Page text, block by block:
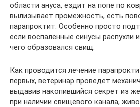
области ануса, ездит на попе по
вылизывает промежность, есть
парапроктит. Особенно просто
если воспаленные синусы распухли
чего образовался свищ.
Как проводится лечение
первых, ветеринар проведет
выдавив накопившийся секрет из
при наличии свищевого канала,